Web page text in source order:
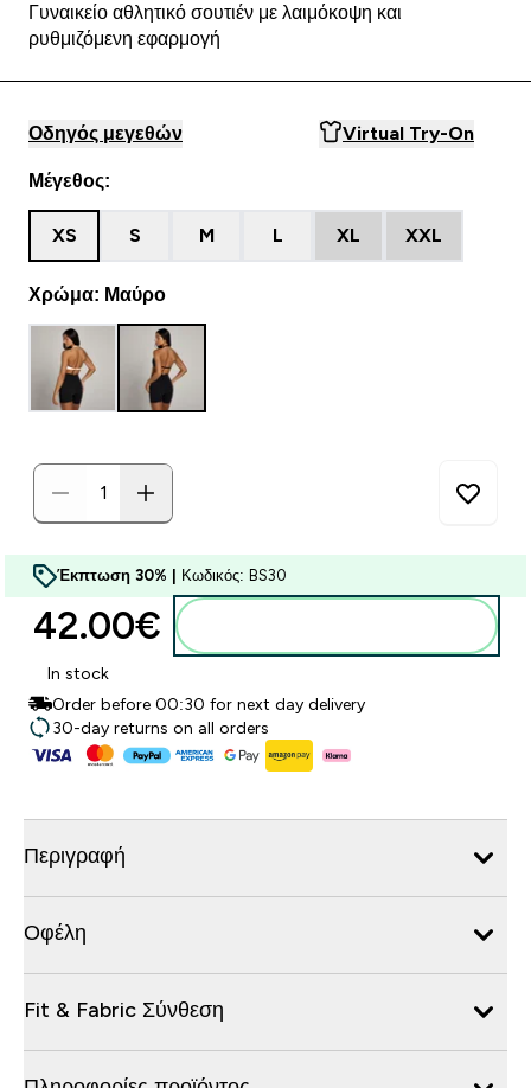
Γυναικείο αθλητικό σουτιέν με λαιμόκοψη και
ρυθμιζόμενη εφαρμογή
Οδηγός μεγεθών Virtual Try-On
Μέγεθος:
XS S M L XL XXL
Χρώμα: Μαύρο
Έκπτωση 30% | Κωδικός: BS30
42.00€‎
In stock
Order before 00:30 for next day delivery
30-day returns on all orders
Περιγραφή
Οφέλη
Fit & Fabric Σύνθεση